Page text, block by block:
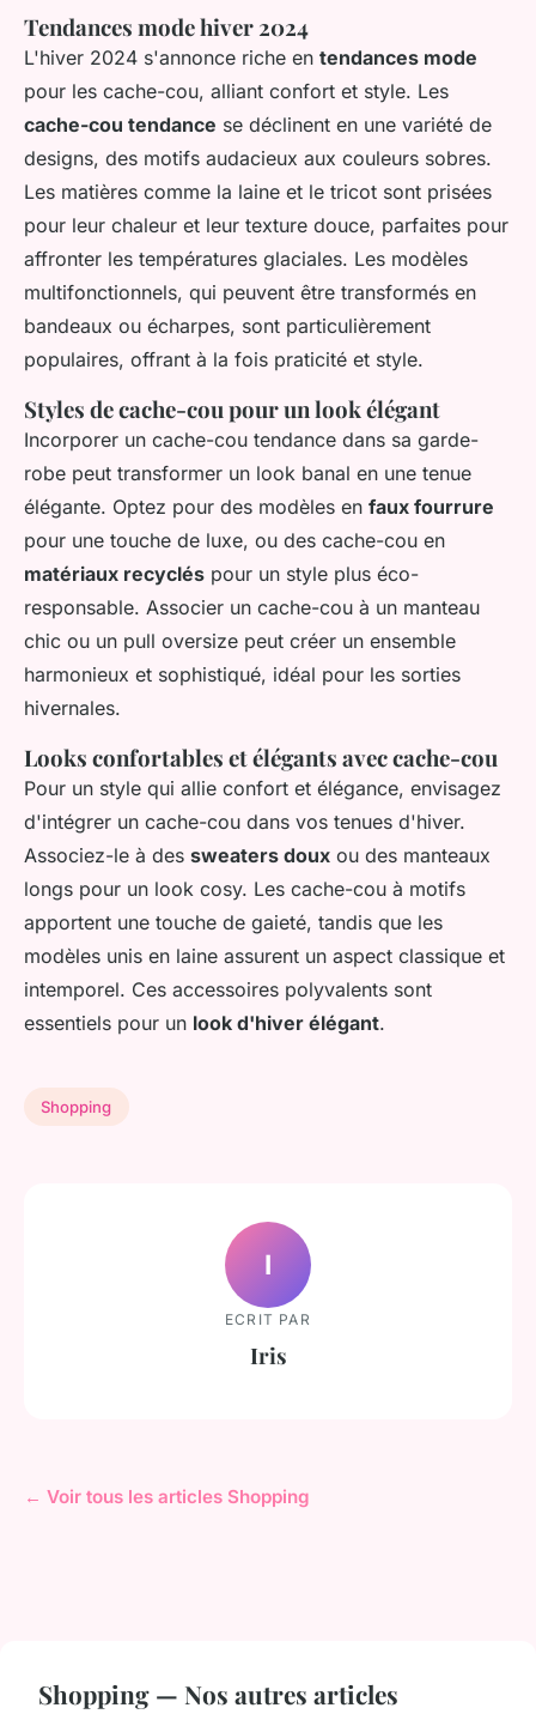
Tendances mode hiver 2024
L'hiver 2024 s'annonce riche en tendances mode
pour les cache-cou, alliant confort et style. Les
cache-cou tendance se déclinent en une variété de
designs, des motifs audacieux aux couleurs sobres.
Les matières comme la laine et le tricot sont prisées
pour leur chaleur et leur texture douce, parfaites pour
affronter les températures glaciales. Les modèles
multifonctionnels, qui peuvent être transformés en
bandeaux ou écharpes, sont particulièrement
populaires, offrant à la fois praticité et style.
Styles de cache-cou pour un look élégant
Incorporer un cache-cou tendance dans sa garde-
robe peut transformer un look banal en une tenue
élégante. Optez pour des modèles en faux fourrure
pour une touche de luxe, ou des cache-cou en
matériaux recyclés pour un style plus éco-
responsable. Associer un cache-cou à un manteau
chic ou un pull oversize peut créer un ensemble
harmonieux et sophistiqué, idéal pour les sorties
hivernales.
Looks confortables et élégants avec cache-cou
Pour un style qui allie confort et élégance, envisagez
d'intégrer un cache-cou dans vos tenues d'hiver.
Associez-le à des sweaters doux ou des manteaux
longs pour un look cosy. Les cache-cou à motifs
apportent une touche de gaieté, tandis que les
modèles unis en laine assurent un aspect classique et
intemporel. Ces accessoires polyvalents sont
essentiels pour un look d'hiver élégant.
Shopping
I
ECRIT PAR
Iris
← Voir tous les articles Shopping
Shopping — Nos autres articles